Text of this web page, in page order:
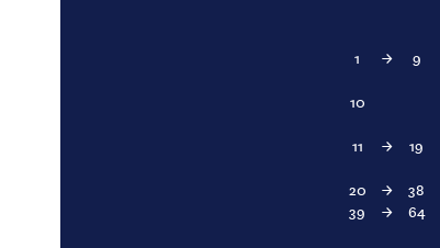
1 → 9
10
11
→ 19
20 → 38
39
→ 64